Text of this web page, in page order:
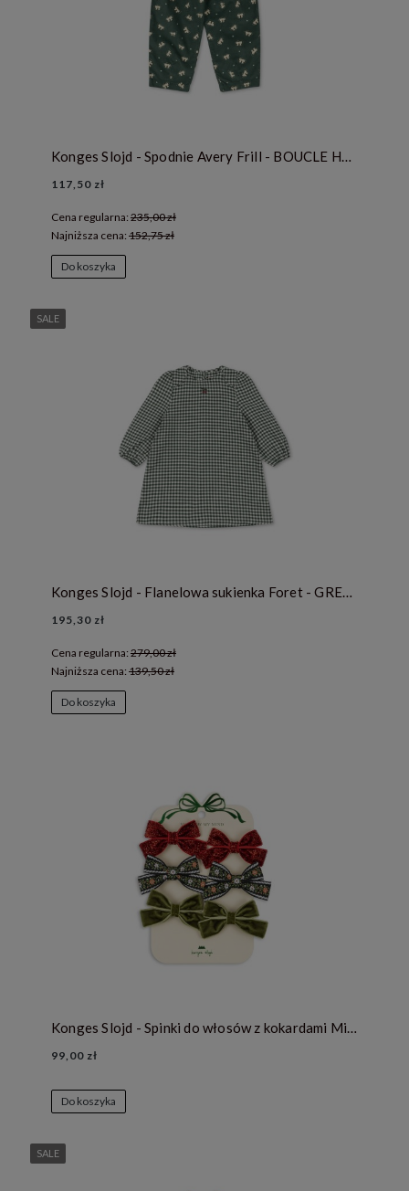
Konges Slojd - Spodnie Avery Frill - BOUCLE HUNTER
117,50 zł
Cena regularna: 235,00 zł
Najniższa cena: 152,75 zł
Do koszyka
Konges Slojd - Flanelowa sukienka Foret - GREEN CHECK
195,30 zł
Cena regularna: 279,00 zł
Najniższa cena: 139,50 zł
Do koszyka
SALE
Konges Slojd - Spinki do włosów z kokardami Micky 6-pak - RED/GREEN
99,00 zł
Do koszyka
SALE